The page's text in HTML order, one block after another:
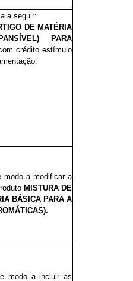
a seguir:
DE MATÉRIA
PARA
crédito estímulo
modo a modificar a
MISTURA DE
BÁSICA PARA A
modo a incluir as